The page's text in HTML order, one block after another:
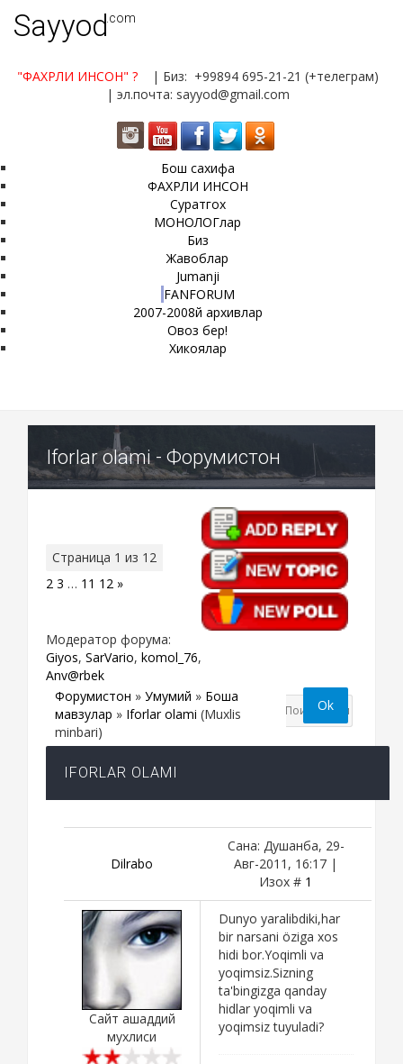
Sayyod.com
"ФАХРЛИ ИНСОН" ?
| Биз: +99894 695-21-21 (+телеграм)
| эл.почта: sayyod@gmail.com
Бош сахифа
ФАХРЛИ ИНСОН
Суратгох
МОНОЛОГлар
Биз
Жавоблар
Jumanji
FANFORUM
2007-2008й архивлар
Овоз бер!
Хикоялар
Iforlar olami - Форумистон
Страница 1 из 12
2 3 … 11 12 »
Модератор форума:
Giyos, SarVario, komol_76,
Anv@rbek
Форумистон » Умумий » Бошқа
мавзулар » Iforlar olami (Muxlis
minbari)
IFORLAR OLAMI
Dilrabo
Сана: Душанба, 29-
Авг-2011, 16:17 |
Изох # 1
Сайт ашаддий
мухлиси
Dunyo yaralibdiki,har
bir narsani öziga xos
hidi bor.Yoqimli va
yoqimsiz.Sizning
ta'bingizga qanday
hidlar yoqimli va
yoqimsiz tuyuladi?